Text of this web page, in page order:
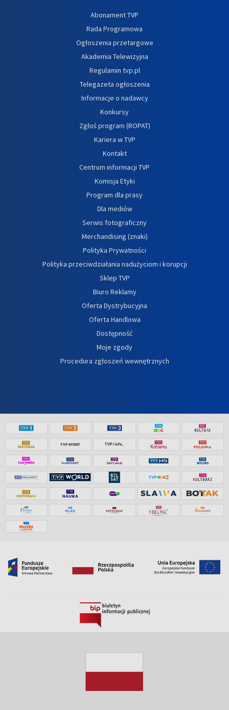
Abonament TVP
Rada Programowa
Ogłoszenia przetargowe
Akademia Telewizyjna
Regulamin tvp.pl
Telegazeta ogłoszenia
Informacje o nadawcy
Konkursy
Zgłoś program (ROPAT)
Kariera w TVP
Kontakt
Centrum informacji TVP
Komisja Etyki
Program dla prasy
Dla mediów
Serwis fotograficzny
Merchandising (znaki)
Polityka Prywatności
Polityka przeciwdziałania nadużyciom i korupcji
Sklep TVP
Biuro Reklamy
Oferta Dystrybucyjna
Oferta Handlowa
Dostępność
Moje zgody
Procedura zgłoszeń wewnętrznych